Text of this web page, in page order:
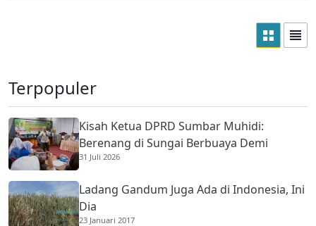
Terpopuler
Kisah Ketua DPRD Sumbar Muhidi:
Berenang di Sungai Berbuaya Demi
Membantu Ekonomi Orang Tua
31 Juli 2026
Ladang Gandum Juga Ada di Indonesia, Ini
Dia
23 Januari 2017